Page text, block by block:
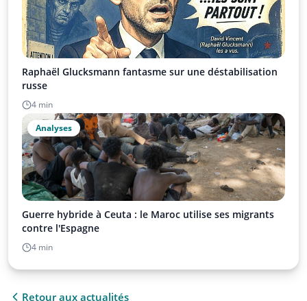
Raphaël Glucksmann fantasme sur une déstabilisation
russe
4 min
Analyses
Guerre hybride à Ceuta : le Maroc utilise ses migrants
contre l'Espagne
4 min
Retour aux actualités